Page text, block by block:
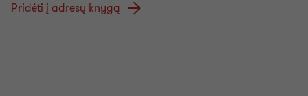
Pridėti į adresų knygą